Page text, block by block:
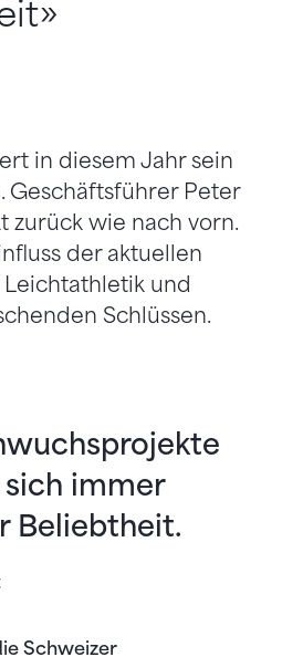
in diesem Jahr sein
Geschäftsführer Peter
zurück wie nach vorn.
der aktuellen
und
Schlüssen.
immer
Beliebtheit.
Schweizer